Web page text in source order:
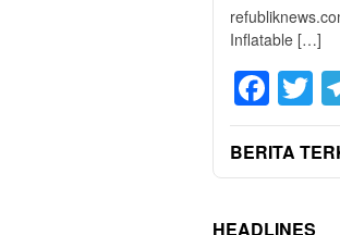
Inflatable […]
BERITA
HEADLINES